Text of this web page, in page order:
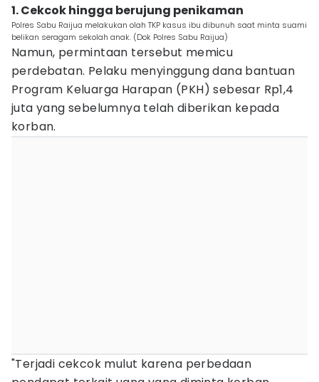
1. Cekcok hingga berujung penikaman
Polres Sabu Raijua melakukan olah TKP kasus ibu dibunuh saat minta suami
belikan seragam sekolah anak. (Dok Polres Sabu Raijua)
Namun, permintaan tersebut memicu
perdebatan. Pelaku menyinggung dana bantuan
Program Keluarga Harapan (PKH) sebesar Rp1,4
juta yang sebelumnya telah diberikan kepada
korban.
"Terjadi cekcok mulut karena perbedaan